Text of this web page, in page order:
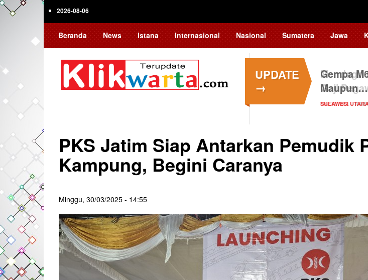
Skip
2026-08-06
Beranda News Istana Internasional Nasional Sumatera Jawa
UPDATE
→
Gempa
Maupun…
SULAWESI
PKS Jatim Siap Antarkan Pemudik
Kampung, Begini Caranya
Minggu, 30/03/2025 - 14:55